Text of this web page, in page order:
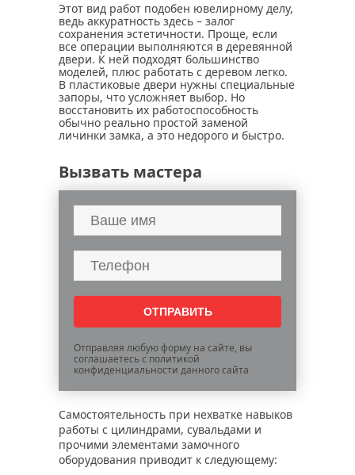
Этот вид работ подобен ювелирному делу,
ведь аккуратность здесь – залог
сохранения эстетичности. Проще, если
все операции выполняются в деревянной
двери. К ней подходят большинство
моделей, плюс работать с деревом легко.
В пластиковые двери нужны специальные
запоры, что усложняет выбор. Но
восстановить их работоспособность
обычно реально простой заменой
личинки замка, а это недорого и быстро.
Вызвать мастера
Отправляя любую форму на сайте, вы
соглашаетесь с политикой
конфиденциальности данного сайта
Самостоятельность при нехватке навыков
работы с цилиндрами, сувальдами и
прочими элементами замочного
оборудования приводит к следующему: